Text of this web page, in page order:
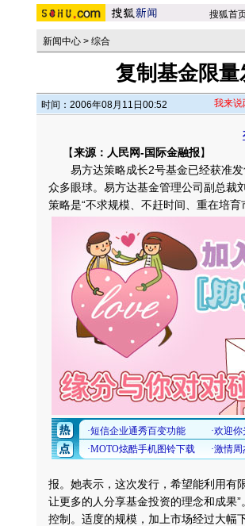
搜狐首
新闻中心 > 综合
复制基金限量
时间：2006年08月11日00:52 我来说
【来源：人民网-国际金融报】
易方达策略成长2号基金已经获准发
众多眼球。易方达基金管理公司副总裁
策略是“不求规模、不赶时间、重在培育
报。她表示，这次发行，希望能利用有
让更多的人分享基金投资的理念和成果
控制。适度的规模，加上市场经过大幅